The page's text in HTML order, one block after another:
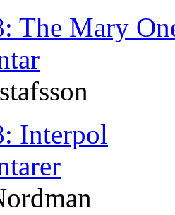
The Mary
Interpol